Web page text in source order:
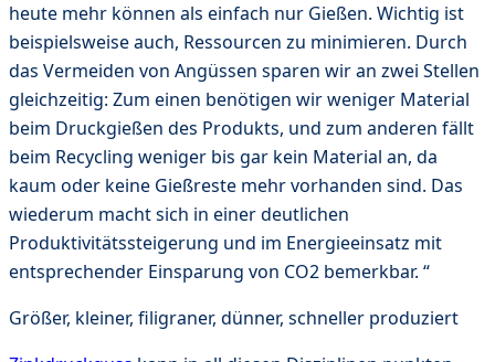
heute mehr können als einfach nur Gießen. Wichtig ist
beispielsweise auch, Ressourcen zu minimieren. Durch
das Vermeiden von Angüssen sparen wir an zwei Stellen
gleichzeitig: Zum einen benötigen wir weniger Material
beim Druckgießen des Produkts, und zum anderen fällt
beim Recycling weniger bis gar kein Material an, da
kaum oder keine Gießreste mehr vorhanden sind. Das
wiederum macht sich in einer deutlichen
Produktivitätssteigerung und im Energieeinsatz mit
entsprechender Einsparung von CO2 bemerkbar. “
Größer, kleiner, filigraner, dünner, schneller produziert